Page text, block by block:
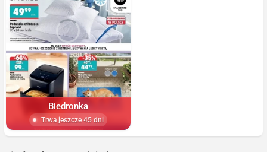
Biedronka
Trwa jeszcze 45 dni